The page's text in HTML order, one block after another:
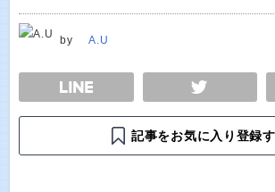
by A.U
TWEET
記事をお気に入り登録